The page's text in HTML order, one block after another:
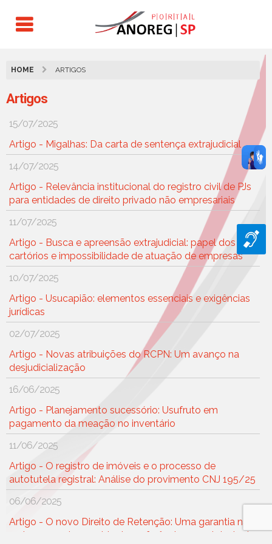
HOME ARTIGOS
Artigos
15/07/2025
Artigo - Migalhas: Da carta de sentença extrajudicial
14/07/2025
Artigo - Relevância institucional do registro civil de PJs
para entidades de direito privado não empresariais
11/07/2025
Artigo - Busca e apreensão extrajudicial: papel dos
cartórios e impossibilidade de atuação de empresas
10/07/2025
Artigo - Usucapião: elementos essenciais e exigências
jurídicas
02/07/2025
Artigo - Novas atribuições do RCPN: Um avanço na
desjudicialização
16/06/2025
Artigo - Planejamento sucessório: Usufruto em
pagamento da meação no inventário
11/06/2025
Artigo - O registro de imóveis e o processo de
autotutela registral: Análise do provimento CNJ 195/25
06/06/2025
Artigo - O novo Direito de Retenção: Uma garantia não
real, porque desprovida de preferência, mas dotada de